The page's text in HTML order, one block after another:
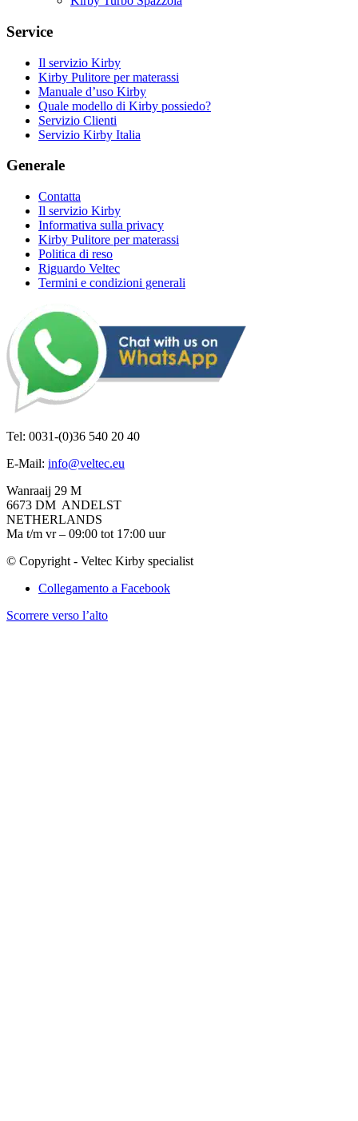
Service
Il servizio Kirby
Kirby Pulitore per materassi
Manuale d’uso Kirby
Quale modello di Kirby possiedo?
Servizio Clienti
Servizio Kirby Italia
Generale
Contatta
Il servizio Kirby
Informativa sulla privacy
Kirby Pulitore per materassi
Politica di reso
Riguardo Veltec
Termini e condizioni generali
Tel: 0031-(0)36 540 20 40
E-Mail: info@veltec.eu
Wanraaij 29 M
6673 DM ANDELST
NETHERLANDS
Ma t/m vr – 09:00 tot 17:00 uur
© Copyright - Veltec Kirby specialist
Collegamento a Facebook
Scorrere verso l’alto